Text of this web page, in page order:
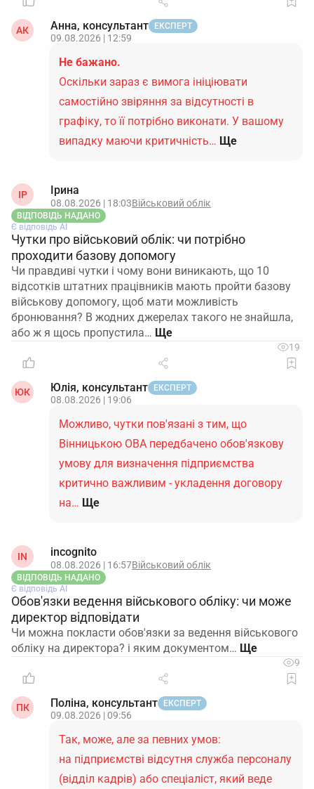
АК Анна, консультант ЕКСПЕРТ
09.08.2026 | 12:59
Не бажано.
Оскільки зараз є вимога ініціювати
самостійно звіряння за відсутності в
графіку, то її потрібно виконати. У вашому
випадку маючи критичність… Ще
ІР Ірина
08.08.2026 | 18:03Військовий облік
ВІДПОВІДЬ НАДАНО
Є відповідь АІ
Чутки про військовий облік: чи потрібно
проходити базову допомогу
Чи правдиві чутки і чому вони виникають, що 10
відсотків штатних працівників мають пройти базову
військову допомогу, щоб мати можливість
бронювання? В жодних джерелах такого не знайшла,
або ж я щось пропустила…
19
ЮК Юлія, консультант ЕКСПЕРТ
08.08.2026 | 19:06
Можливо, чутки пов'язані з тим, що
Вінницькою ОВА передбачено обов'язкову
умову для визначення підприємства
критично важливим - укладення договору
на… Ще
IN incognito
08.08.2026 | 16:57Військовий облік
ВІДПОВІДЬ НАДАНО
Є відповідь АІ
Обов'язки ведення військового обліку: чи може
директор відповідати
Чи можна покласти обов'язки за ведення військового
обліку на директора? і яким документом…
9
ПК Поліна, консультант ЕКСПЕРТ
09.08.2026 | 09:56
Так, може, але за певних умов:
на підприємстві відсутня служба персоналу
(відділ кадрів) або спеціаліст, який веде